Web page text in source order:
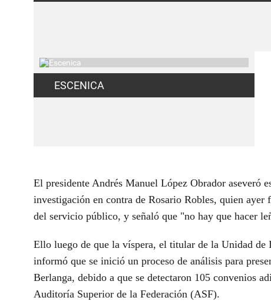
ESCENICA
El presidente Andrés Manuel López Obrador aseveró
investigación en contra de Rosario Robles, quien
del servicio público, y señaló que "no hay que hacer
Ello luego de que la víspera, el titular de la Unidad
informó que se inició un proceso de análisis para
Berlanga, debido a que se detectaron 105 convenios
Auditoría Superior de la Federación (ASF).